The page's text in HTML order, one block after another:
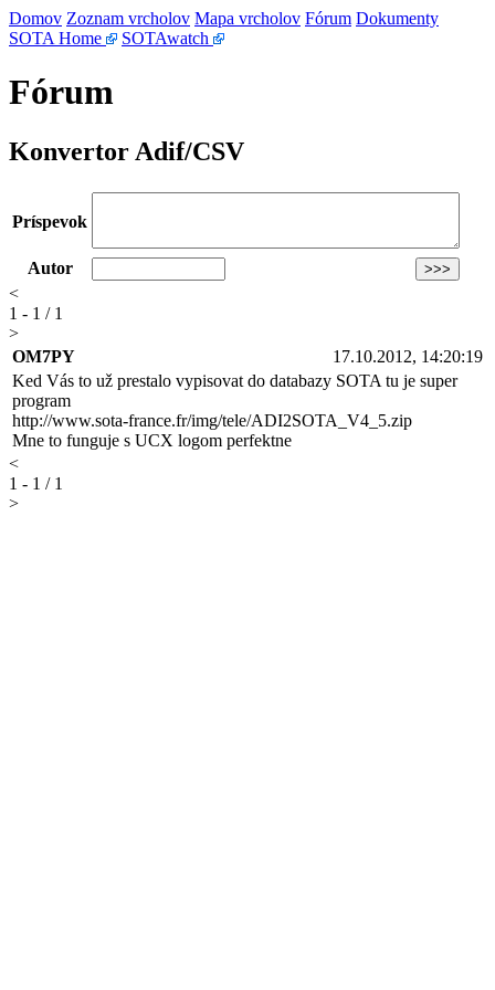
Domov Zoznam vrcholov Mapa vrcholov Fórum Dokumenty
SOTA Home
SOTAwatch
Fórum
Konvertor Adif/CSV
Príspevok
Autor
<
1 - 1 / 1
>
OM7PY
17.10.2012, 14:20:19
Ked Vás to už prestalo vypisovat do databazy SOTA tu je super
program
http://www.sota-france.fr/img/tele/ADI2SOTA_V4_5.zip
Mne to funguje s UCX logom perfektne
<
1 - 1 / 1
>